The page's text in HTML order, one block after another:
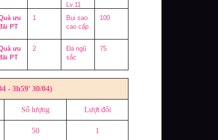
Lv.11
ưu
PT
1
Bụi sao
cao cấp
100
ưu
PT
2
Đá ngũ
sắc
75
- 3h59' 30/04)
Số lượng Lượt đổi
50 1